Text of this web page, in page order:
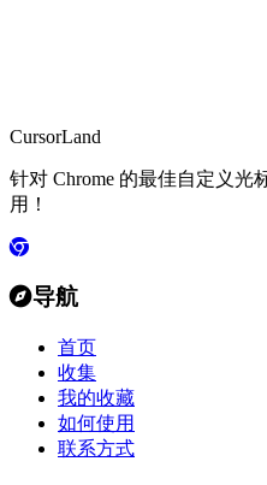
CursorLand
针对 Chrome 的最佳自定义光
用！
导航
首页
收集
我的收藏
如何使用
联系方式